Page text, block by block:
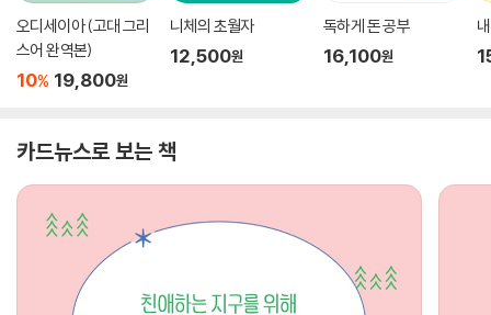
오디세이아 (고대 그리
스어 완역본)
10% 19,800원
니체의 초월자
12,500원
독하게 돈 공부
16,100원
카드뉴스로 보는 책